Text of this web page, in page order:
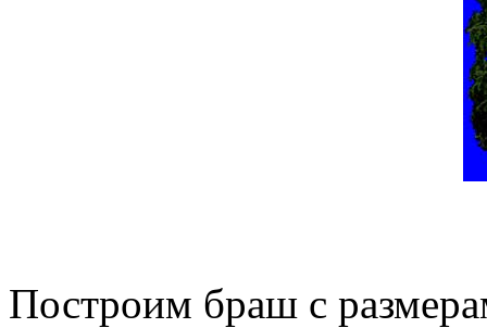
Построим браш с